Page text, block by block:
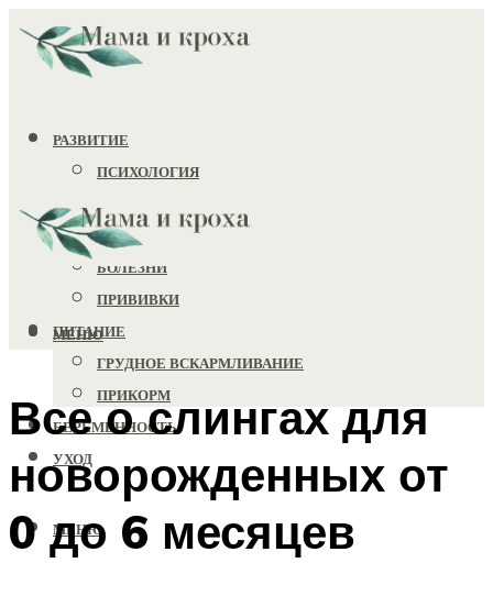
РАЗВИТИЕ
ПСИХОЛОГИЯ
ИГРУШКИ
ЗДОРОВЬЕ
БОЛЕЗНИ
ПРИВИВКИ
ПИТАНИЕ
ГРУДНОЕ ВСКАРМЛИВАНИЕ
ПРИКОРМ
БЕРЕМЕННОСТЬ
УХОД
МЕНЮ
МЕНЮ
Все о слингах для
новорожденных от
0 до 6 месяцев